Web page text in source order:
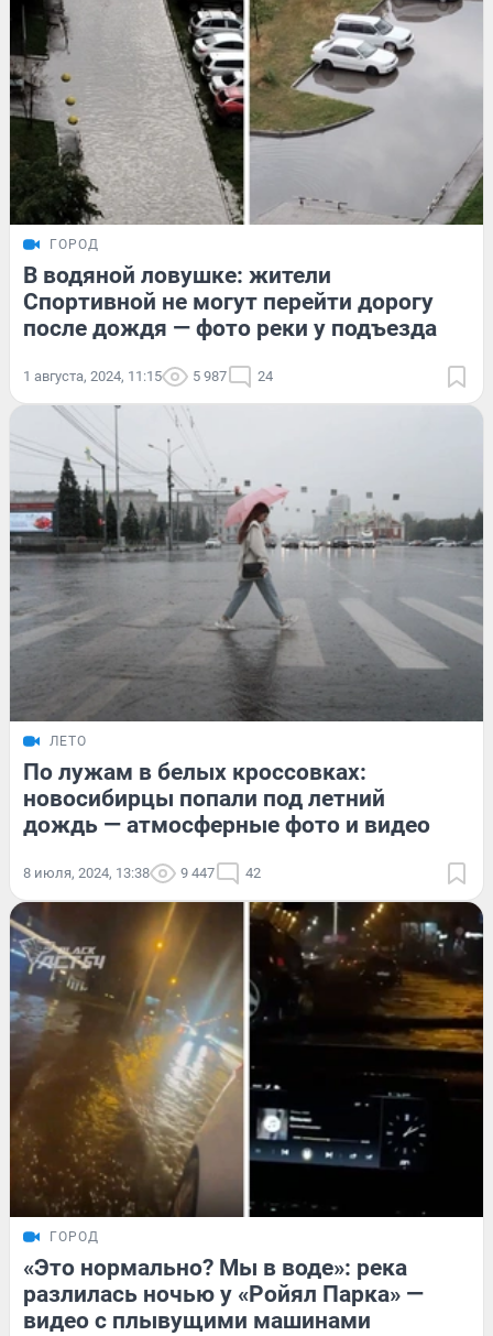
ГОРОД
В водяной ловушке: жители
Спортивной не могут перейти дорогу
после дождя — фото реки у подъезда
1 августа, 2024, 11:15 5 987 24
ЛЕТО
По лужам в белых кроссовках:
новосибирцы попали под летний
дождь — атмосферные фото и видео
8 июля, 2024, 13:38 9 447 42
ГОРОД
«Это нормально? Мы в воде»: река
разлилась ночью у «Ройял Парка» —
видео с плывущими машинами